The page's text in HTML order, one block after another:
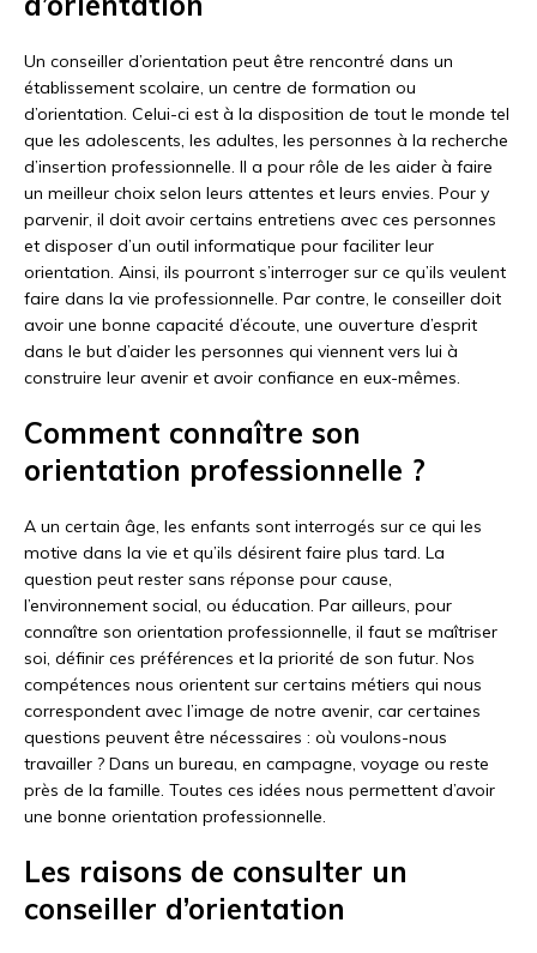
Un conseiller d’orientation peut être rencontré dans un
établissement scolaire, un centre de formation ou
d’orientation. Celui-ci est à la disposition de tout le monde tel
que les adolescents, les adultes, les personnes à la recherche
d’insertion professionnelle. Il a pour rôle de les aider à faire
un meilleur choix selon leurs attentes et leurs envies. Pour y
parvenir, il doit avoir certains entretiens avec ces personnes
et disposer d’un outil informatique pour faciliter leur
orientation. Ainsi, ils pourront s’interroger sur ce qu’ils veulent
faire dans la vie professionnelle. Par contre, le conseiller doit
avoir une bonne capacité d’écoute, une ouverture d’esprit
dans le but d’aider les personnes qui viennent vers lui à
construire leur avenir et avoir confiance en eux-mêmes.
Comment connaître son
orientation professionnelle ?
A un certain âge, les enfants sont interrogés sur ce qui les
motive dans la vie et qu’ils désirent faire plus tard. La
question peut rester sans réponse pour cause,
l’environnement social, ou éducation. Par ailleurs, pour
connaître son orientation professionnelle, il faut se maîtriser
soi, définir ces préférences et la priorité de son futur. Nos
compétences nous orientent sur certains métiers qui nous
correspondent avec l’image de notre avenir, car certaines
questions peuvent être nécessaires : où voulons-nous
travailler ? Dans un bureau, en campagne, voyage ou reste
près de la famille. Toutes ces idées nous permettent d’avoir
une bonne orientation professionnelle.
Les raisons de consulter un
conseiller d’orientation